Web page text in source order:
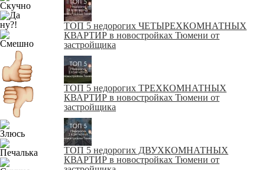
ТОП 5 недорогих ЧЕТЫРЕХКОМНАТНЫХ
КВАРТИР в новостройках Тюмени от
застройщика
ТОП 5 недорогих ТРЕХКОМНАТНЫХ
КВАРТИР в новостройках Тюмени от
застройщика
ТОП 5 недорогих ДВУХКОМНАТНЫХ
КВАРТИР в новостройках Тюмени от